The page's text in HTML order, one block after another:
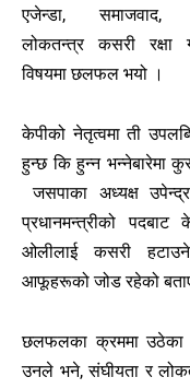
एजेन्डा, समाजवाद,
लोकतन्त्र कसरी रक्षा
विषयमा छलफल भयो ।
केपीको नेतृत्वमा ती
हुन्छ कि हुन्न भन्नेबारेमा
जसपाका अध्यक्ष
प्रधानमन्त्रीको पदबाट
ओलीलाई कसरी
आफूहरूको जोड रहेको
छलफलका क्रममा उठेका
उनले भने, संघीयता र